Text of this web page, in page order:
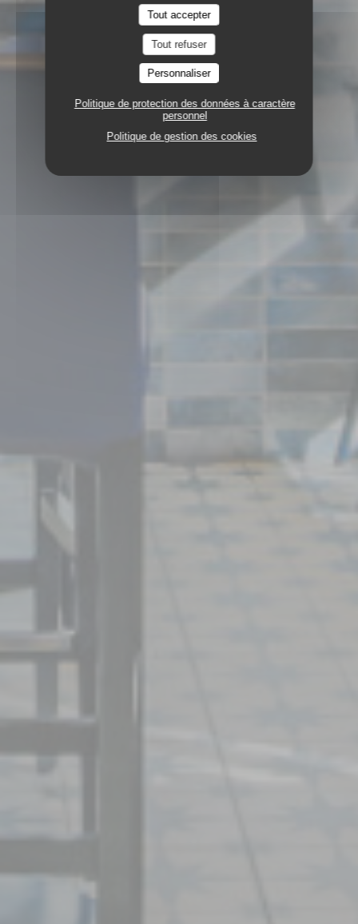
Tout accepter
Tout refuser
Personnaliser
Politique de protection des données à caractère
personnel
Politique de gestion des cookies